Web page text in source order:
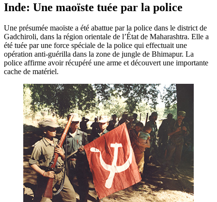
Inde: Une maoïste tuée par la police
Une présumée maoïste a été abattue par la police dans le district de
Gadchiroli, dans la région orientale de l’État de Maharashtra. Elle a
été tuée par une force spéciale de la police qui effectuait une
opération anti-guérilla dans la zone de jungle de Bhimapur. La
police affirme avoir récupéré une arme et découvert une importante
cache de matériel.